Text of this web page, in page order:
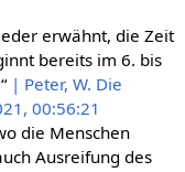
erwähnt, die Zeit
bereits im 6. bis
| Peter, W. Die
00:56:21
die Menschen
Ausreifung des